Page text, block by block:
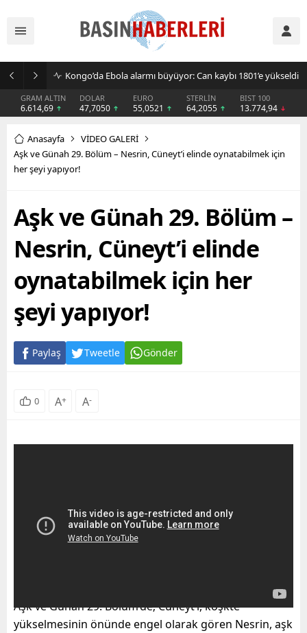
Kongo’da Ebola alarmı büyüyor: Can kaybı 1801’e yükseldi
GRAM ALTIN
6.614,69
DOLAR
47,7050
EURO
55,0521
STERLİN
64,2055
BIST 100
13.774,94
Anasayfa
VİDEO GALERİ
Aşk ve Günah 29. Bölüm – Nesrin, Cüneyt’i elinde oynatabilmek için
her şeyi yapıyor!
Aşk ve Günah 29. Bölüm –
Nesrin, Cüneyt’i elinde
oynatabilmek için her
şeyi yapıyor!
Paylaş Tweetle Gönder
0 A+ A-
Aşk ve Günah 29. Bölüm’de; Cüneyt’i, köşkte
yükselmesinin önünde engel olarak gören Nesrin, aşk